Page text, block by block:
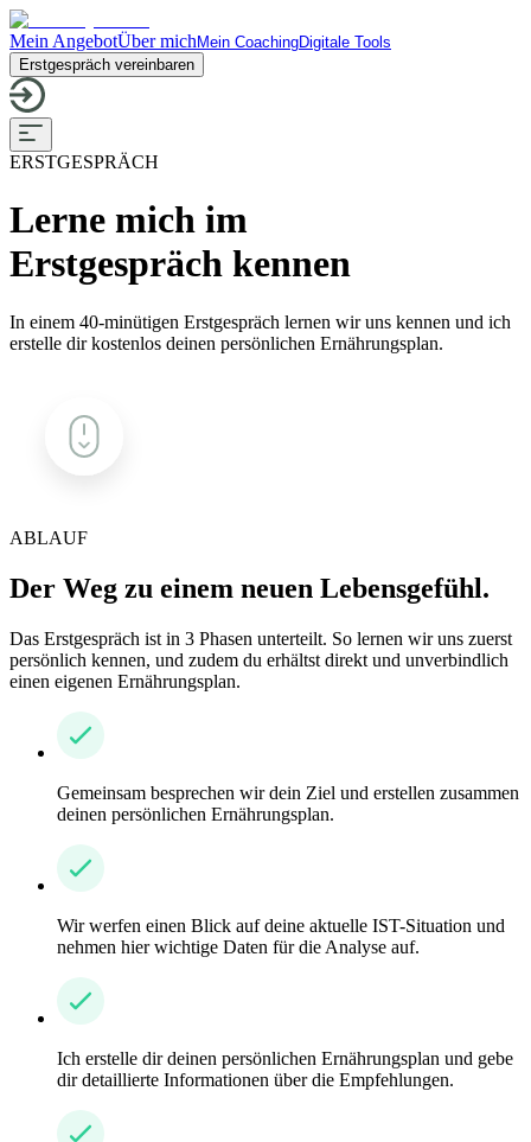
Mein AngebotÜber mich Mein CoachingDigitale Tools
Erstgespräch vereinbaren
ERSTGESPRÄCH
Lerne mich im
Erstgespräch kennen
In einem 40-minütigen Erstgespräch lernen wir uns kennen und ich
erstelle dir kostenlos deinen persönlichen Ernährungsplan.
ABLAUF
Der Weg zu einem neuen Lebensgefühl.
Das Erstgespräch ist in 3 Phasen unterteilt. So lernen wir uns zuerst
persönlich kennen, und zudem du erhältst direkt und unverbindlich
einen eigenen Ernährungsplan.
Gemeinsam besprechen wir dein Ziel und erstellen zusammen
deinen persönlichen Ernährungsplan.
Wir werfen einen Blick auf deine aktuelle IST-Situation und
nehmen hier wichtige Daten für die Analyse auf.
Ich erstelle dir deinen persönlichen Ernährungsplan und gebe
dir detaillierte Informationen über die Empfehlungen.